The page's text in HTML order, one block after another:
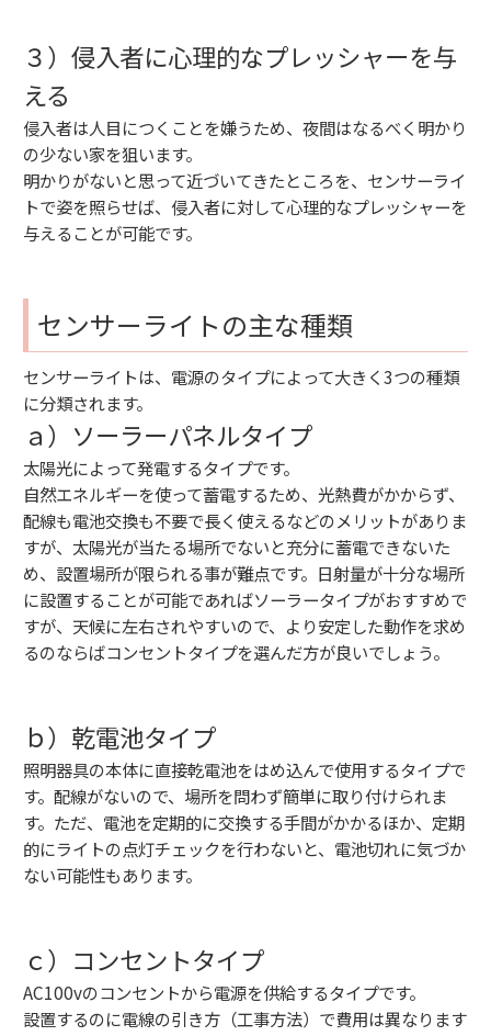
３）侵入者に心理的なプレッシャーを与
える
侵入者は人目につくことを嫌うため、夜間はなるべく明かり
の少ない家を狙います。
明かりがないと思って近づいてきたところを、センサーライ
トで姿を照らせば、侵入者に対して心理的なプレッシャーを
与えることが可能です。
センサーライトの主な種類
センサーライトは、電源のタイプによって大きく3つの種類
に分類されます。
ａ）ソーラーパネルタイプ
太陽光によって発電するタイプです。
自然エネルギーを使って蓄電するため、光熱費がかからず、
配線も電池交換も不要で長く使えるなどのメリットがありま
すが、太陽光が当たる場所でないと充分に蓄電できないた
め、設置場所が限られる事が難点です。日射量が十分な場所
に設置することが可能であればソーラータイプがおすすめで
すが、天候に左右されやすいので、より安定した動作を求め
るのならばコンセントタイプを選んだ方が良いでしょう。
ｂ）乾電池タイプ
照明器具の本体に直接乾電池をはめ込んで使用するタイプで
す。配線がないので、場所を問わず簡単に取り付けられま
す。ただ、電池を定期的に交換する手間がかかるほか、定期
的にライトの点灯チェックを行わないと、電池切れに気づか
ない可能性もあります。
ｃ）コンセントタイプ
AC100vのコンセントから電源を供給するタイプです。
設置するのに電線の引き方（工事方法）で費用は異なります